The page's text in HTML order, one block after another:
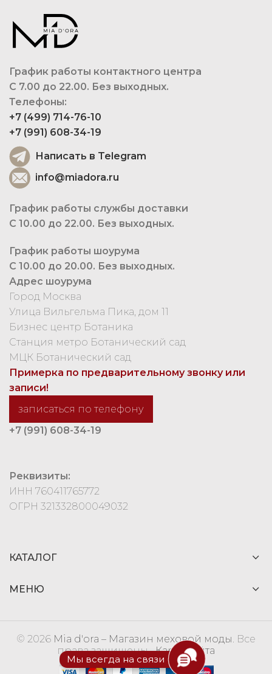
График работы контактного центра
С 7.00 до 22.00. Без выходных.
Телефоны:
+7 (499) 714-76-10
+7 (991) 608-34-19
Написать в Telegram
info@miadora.ru
График работы службы доставки
С 10.00 до 22.00. Без выходных.
График работы шоурума
С 10.00 до 20.00. Без выходных.
Адрес шоурума
Город Москва
Улица Вильгельма Пика, дом 11
Бизнес центр Ботаника
Станция метро Ботанический сад
МЦК Ботанический сад
Примерка по предварительному звонку или
записи!
записаться по телефону
+7 (991) 608-34-19
Реквизиты:
ИНН 760411765772
ОГРН 321332800049032
КАТАЛОГ
МЕНЮ
© 2026 Mia d'ora – Магазин меховой моды. Все
права защищеныКарта сайта
Мы всегда на связи